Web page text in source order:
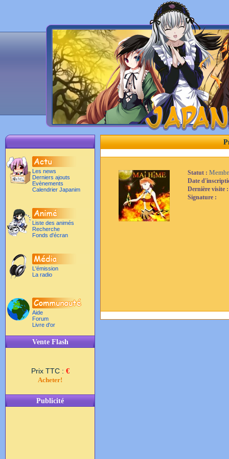
Les news
Derniers ajouts
Evènements
Calendrier Japanim
Liste des animés
Recherche
Fonds d'écran
L'émission
La radio
Aide
Forum
Livre d'or
Vente Flash
Prix TTC : €
Acheter!
Publicité
Statut :
Date
Dernière visite
Signature :